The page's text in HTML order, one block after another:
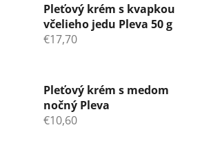
Pleťový krém s kvapkou
včelieho jedu Pleva 50 g
€17,70
Pleťový krém s medom
nočný Pleva
€10,60